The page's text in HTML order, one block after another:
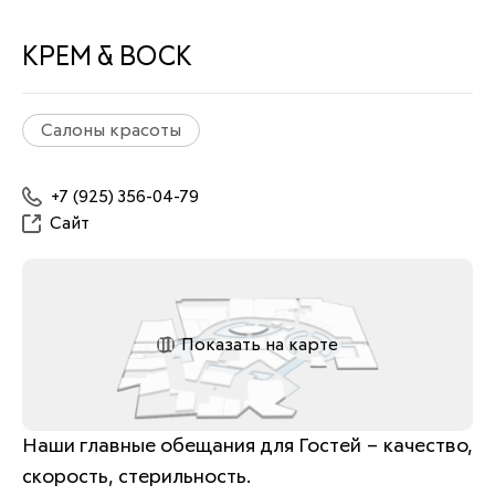
КРЕМ & ВОСК
Салоны красоты
+7 (925) 356-04-79
Сайт
Показать на карте
Наши главные обещания для Гостей – качество,
скорость, стерильность.